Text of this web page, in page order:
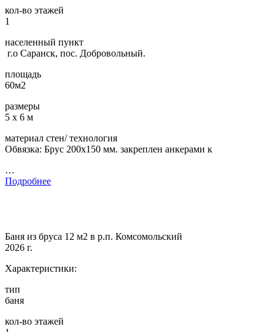
кол-во этажей
1
населенный пункт
г.о Саранск, пос. Добровольный.
площадь
60м2
размеры
5 х 6 м
материал стен/ технология
Обвязка: Брус 200х150 мм. закреплен анкерами к
…
Подробнее
Баня из бруса 12 м2 в р.п. Комсомольский
2026 г.
Характеристики:
тип
баня
кол-во этажей